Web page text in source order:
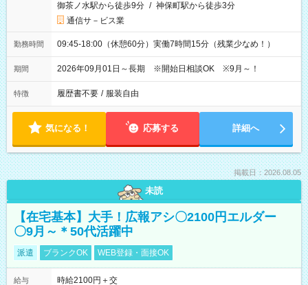
御茶ノ水駅から徒歩9分 / 神保町駅から徒歩3分
通信サ－ビス業
勤務時間 09:45-18:00（休憩60分）実働7時間15分（残業少なめ！）
期間 2026年09月01日～長期 ※開始日相談OK ※9月～！
特徴 履歴書不要 / 服装自由
気になる！ 応募する 詳細へ
掲載日：2026.08.05
未読
【在宅基本】大手！広報アシ〇2100円エルダー
〇9月～＊50代活躍中
派遣 ブランクOK WEB登録・面接OK
給与 時給2100円＋交